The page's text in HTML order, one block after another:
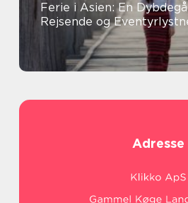
Ferie i Asien: En
Rejsende og
Adresse